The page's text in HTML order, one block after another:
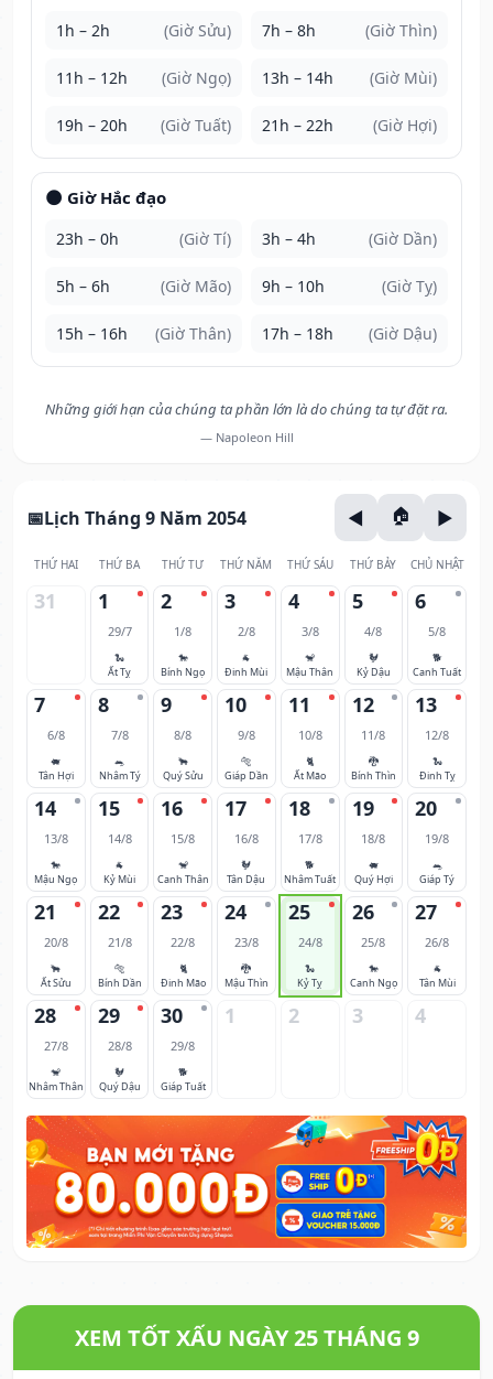
1h – 2h (Giờ Sửu) 7h – 8h (Giờ Thìn)
11h – 12h (Giờ Ngọ) 13h – 14h (Giờ Mùi)
19h – 20h (Giờ Tuất) 21h – 22h (Giờ Hợi)
🌑 Giờ Hắc đạo
23h – 0h (Giờ Tí) 3h – 4h (Giờ Dần)
5h – 6h (Giờ Mão) 9h – 10h (Giờ Tỵ)
15h – 16h (Giờ Thân) 17h – 18h (Giờ Dậu)
Những giới hạn của chúng ta phần lớn là do chúng ta tự đặt ra.
— Napoleon Hill
Lịch Tháng 9 Năm 2054
THỨ HAI THỨ BA THỨ TƯ THỨ NĂM THỨ SÁU THỨ BẢY CHỦ NHẬT
31 1
29/7
🐍
Ất Tỵ
2
1/8
🐎
Bính Ngọ
3
2/8
🐐
Đinh Mùi
4
3/8
🐒
Mậu Thân
5
4/8
🐓
Kỷ Dậu
6
5/8
🐕
Canh Tuất
7
6/8
🐖
Tân Hợi
8
7/8
🐀
Nhâm Tý
9
8/8
🐂
Quý Sửu
10
9/8
🐅
Giáp Dần
11
10/8
🐈
Ất Mão
12
11/8
🐉
Bính Thìn
13
12/8
🐍
Đinh Tỵ
14
13/8
🐎
Mậu Ngọ
15
14/8
🐐
Kỷ Mùi
16
15/8
🐒
Canh Thân
17
16/8
🐓
Tân Dậu
18
17/8
🐕
Nhâm Tuất
19
18/8
🐖
Quý Hợi
20
19/8
🐀
Giáp Tý
21
20/8
🐂
Ất Sửu
22
21/8
🐅
Bính Dần
23
22/8
🐈
Đinh Mão
24
23/8
🐉
Mậu Thìn
25
24/8
🐍
Kỷ Tỵ
26
25/8
🐎
Canh Ngọ
27
26/8
🐐
Tân Mùi
28
27/8
🐒
Nhâm Thân
29
28/8
🐓
Quý Dậu
30
29/8
🐕
Giáp Tuất
1 2 3 4
XEM TỐT XẤU NGÀY 25 THÁNG 9